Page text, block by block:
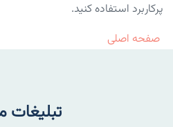
پرکاربرد استفاده کنید.
صفحه اصلی
تبلیغات